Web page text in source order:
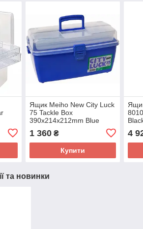
Ящик Meiho New City Luck
75 Tackle Box
390x214x212mm Blue
1 360₴
Купити
4
та новинки